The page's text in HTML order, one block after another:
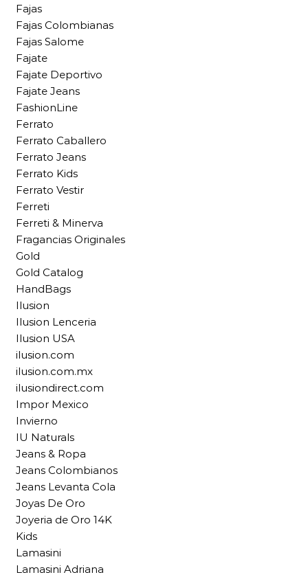
Fajas
Fajas Colombianas
Fajas Salome
Fajate
Fajate Deportivo
Fajate Jeans
FashionLine
Ferrato
Ferrato Caballero
Ferrato Jeans
Ferrato Kids
Ferrato Vestir
Ferreti
Ferreti & Minerva
Fragancias Originales
Gold
Gold Catalog
HandBags
Ilusion
Ilusion Lenceria
Ilusion USA
ilusion.com
ilusion.com.mx
ilusiondirect.com
Impor Mexico
Invierno
IU Naturals
Jeans & Ropa
Jeans Colombianos
Jeans Levanta Cola
Joyas De Oro
Joyeria de Oro 14K
Kids
Lamasini
Lamasini Adriana